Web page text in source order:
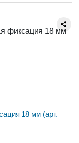
18 мм (арт.